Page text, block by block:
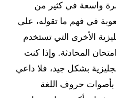
واسعة في كثير من
في فهم ما تقوله، على
الأخرى التي تستخدم
المحادثة. وإذا كنت
بشكل جيد، فلا داعي
حروف اللغة